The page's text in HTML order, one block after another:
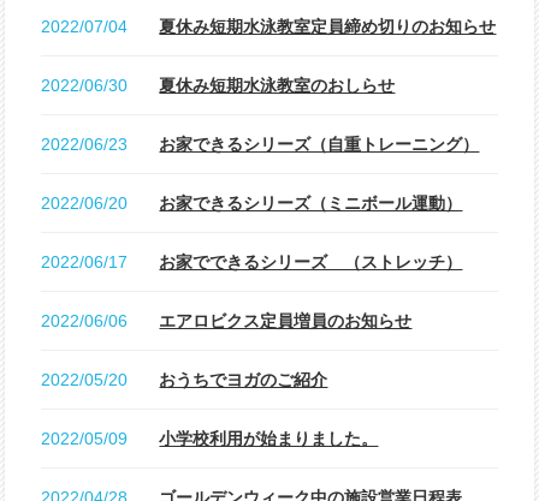
2022/07/04 夏休み短期水泳教室定員締め切りのお知らせ
2022/06/30 夏休み短期水泳教室のおしらせ
2022/06/23 お家できるシリーズ（自重トレーニング）
2022/06/20 お家できるシリーズ（ミニボール運動）
2022/06/17 お家でできるシリーズ （ストレッチ）
2022/06/06 エアロビクス定員増員のお知らせ
2022/05/20 おうちでヨガのご紹介
2022/05/09 小学校利用が始まりました。